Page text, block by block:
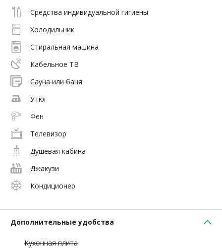
Средства индивидуальной гигиены
Холодильник
Стиральная машина
Кабельное ТВ
Сауна или баня
Утюг
Фен
Телевизор
Душевая кабина
Джакузи
Кондиционер
Дополнительные удобства
Кухонная плита